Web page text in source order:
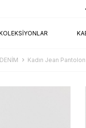
Kadın Jean Pantolon